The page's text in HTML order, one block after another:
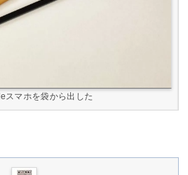
スマホを袋から出した